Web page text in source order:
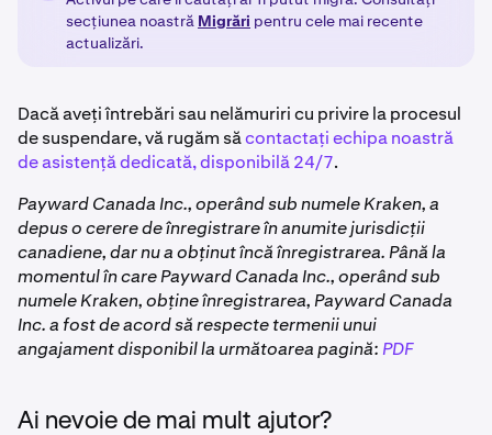
secțiunea noastră Migrări pentru cele mai recente
actualizări.
Dacă aveți întrebări sau nelămuriri cu privire la procesul
de suspendare, vă rugăm săcontactați echipa noastră
de asistență dedicată, disponibilă 24/7.
Payward Canada Inc., operând sub numele Kraken, a
depus o cerere de înregistrare în anumite jurisdicții
canadiene, dar nu a obținut încă înregistrarea. Până la
momentul în care Payward Canada Inc., operând sub
numele Kraken, obține înregistrarea, Payward Canada
Inc. a fost de acord să respecte termenii unui
angajament disponibil la următoarea pagină: PDF
Ai nevoie de mai mult ajutor?